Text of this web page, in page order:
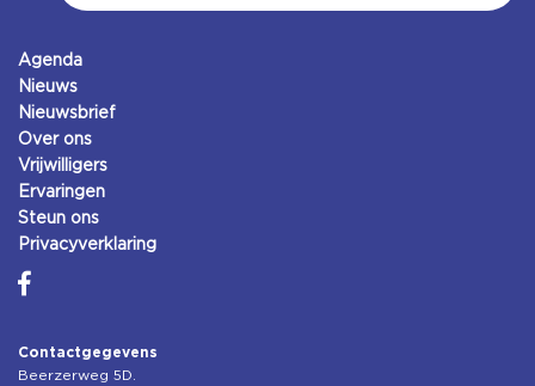
Agenda
Nieuws
Nieuwsbrief
Over ons
Vrijwilligers
Ervaringen
Steun ons
Privacyverklaring
Contactgegevens
Beerzerweg 5D.